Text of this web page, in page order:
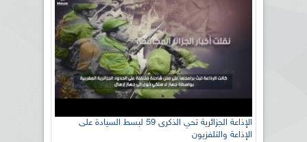
الإذاعة الجزائرية تحي الذكرى 59 لبسط السيادة على
الإذاعة والتلفزيون